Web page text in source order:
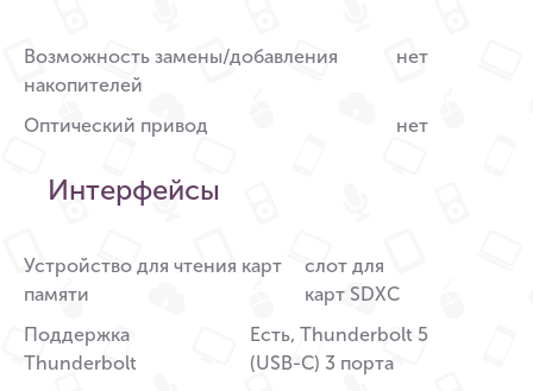
Возможность замены/добавления
накопителей
нет
Оптический привод нет
Интерфейсы
Устройство для чтения карт
памяти
слот для
карт SDXC
Поддержка
Thunderbolt
Есть, Thunderbolt 5
(USB-C) 3 порта